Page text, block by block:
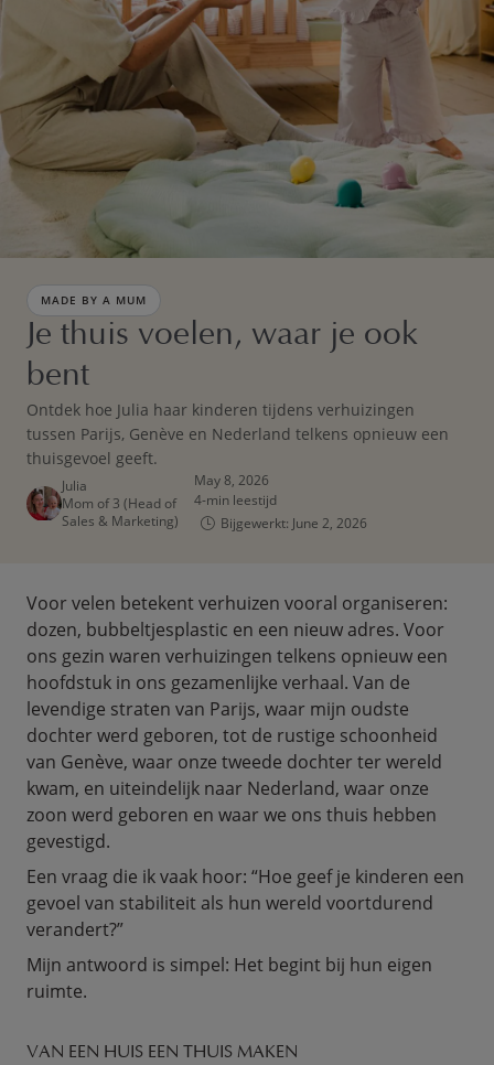
MADE BY A MUM
Je thuis voelen, waar je ook
bent
Ontdek hoe Julia haar kinderen tijdens verhuizingen
tussen Parijs, Genève en Nederland telkens opnieuw een
thuisgevoel geeft.
Julia
Mom of 3 (Head of
Sales & Marketing)
May 8, 2026
4-min leestijd
Bijgewerkt: June 2, 2026
Voor velen betekent verhuizen vooral organiseren:
dozen, bubbeltjesplastic en een nieuw adres. Voor
ons gezin waren verhuizingen telkens opnieuw een
hoofdstuk in ons gezamenlijke verhaal. Van de
levendige straten van Parijs, waar mijn oudste
dochter werd geboren, tot de rustige schoonheid
van Genève, waar onze tweede dochter ter wereld
kwam, en uiteindelijk naar Nederland, waar onze
zoon werd geboren en waar we ons thuis hebben
gevestigd.
Een vraag die ik vaak hoor: “Hoe geef je kinderen een
gevoel van stabiliteit als hun wereld voortdurend
verandert?”
Mijn antwoord is simpel: Het begint bij hun eigen
ruimte.
VAN EEN HUIS EEN THUIS MAKEN